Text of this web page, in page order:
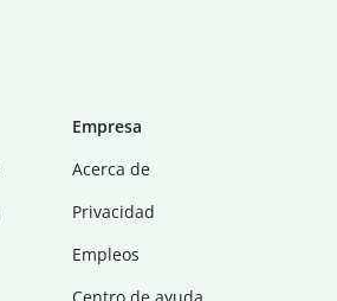
Empresa
Acerca de
Privacidad
Empleos